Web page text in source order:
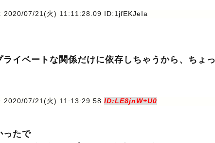
: 2020/07/21(火) 11:11:28.09 ID:1jfEKJeIa
イベートな関係だけに依存しちゃうから、ちょっ
: 2020/07/21(火) 11:13:29.58 ID:LE8jnW+U0
ったで